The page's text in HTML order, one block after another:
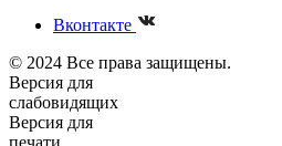
Вконтакте
© 2024 Все права защищены.
Версия для
слабовидящих
Версия для